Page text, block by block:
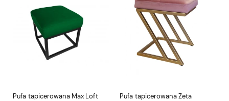
Pufa tapicerowana Max Loft
Pufa tapicerowana Zeta